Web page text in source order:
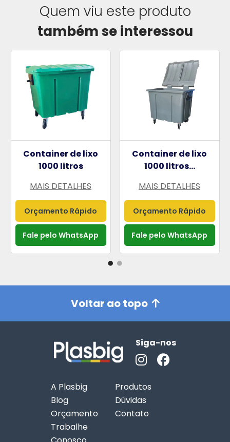
Quem viu este produto
também se interessou
Container de lixo
1000 litros
MAIS DETALHES
Orçamento Rápido
Fale pelo WhatsApp
Container de lixo
1000 litros...
MAIS DETALHES
Orçamento Rápido
Fale pelo WhatsApp
Voltar ao topo
Siga-nos
A Plasbig
Produtos
Blog
Dúvidas
Orçamento
Contato
Trabalhe